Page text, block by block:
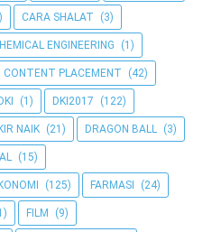
CARA SHALAT (3)
ENGINEERING (1)
CONTENT PLACEMENT (42)
DKI (1) DKI2017 (122)
NAIK (21) DRAGON BALL (3)
(15)
(125) FARMASI (24)
FILM (9)